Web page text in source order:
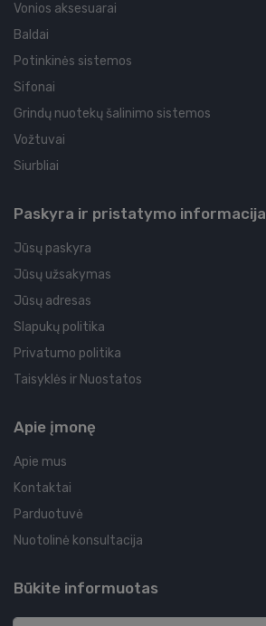
Vonios aksesuarai
Baldai
Potinkinės sistemos
Sifonai
Grindų nuotekų šalinimo sistemos
Vožtuvai
Siurbliai
Paskyra ir pristatymo informacija
Jūsų paskyra
Jūsų užsakymas
Jūsų adresas
Slapukų politika
Privatumo politika
Taisyklės ir Nuostatos
Apie įmonę
Apie mus
Kontaktai
Parduotuvė
Nuotolinė konsultacija
Būkite informuotas